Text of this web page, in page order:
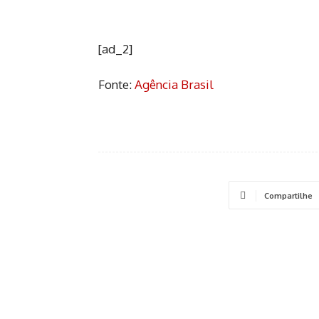
[ad_2]
Fonte:Agência Brasil
Compartilhe